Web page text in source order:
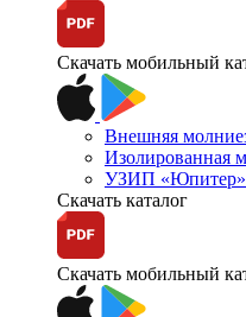
Скачать мобильный
Внешняя
Изолированная
УЗИП «Юпитер»
Скачать каталог
Скачать мобильный